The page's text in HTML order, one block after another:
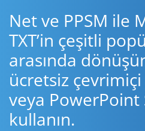
Net ve PPSM ile
TXT’in çeşitli
arasında
ücretsiz çevrimiçi
veya PowerPoint
kullanın.